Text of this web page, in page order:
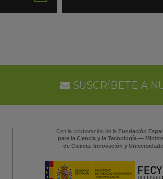
en
SUSCRÍBETE A
Con la colaboración de la Fundación
para la Ciencia y la Tecnología —
de Ciencia, Innovación y